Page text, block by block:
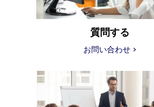
質問する
お問い合わせ >